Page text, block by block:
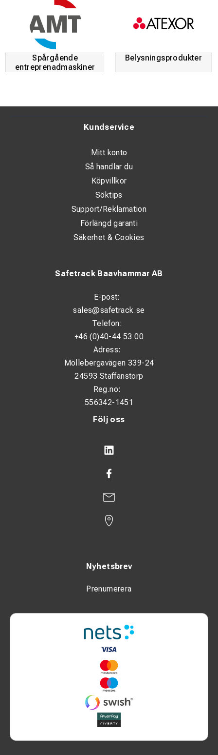
Spårgående
entreprenadmaskiner
Belysningsprodukter
Följ oss
Nyhetsbrev
Prenumerera
Safetrack Baavhammar AB
E-post:
sales@safetrack.se
Telefon:
+46 (0)40-44 53 00
Adress:
Möllebergavägen 339-24
24593 Staffanstorp
Reg.no:
556342-1451
Kundservice
Mitt konto
Så handlar du
Köpvillkor
Söktips
Support/Reklamation
Förlängd garanti
Säkerhet & Cookies